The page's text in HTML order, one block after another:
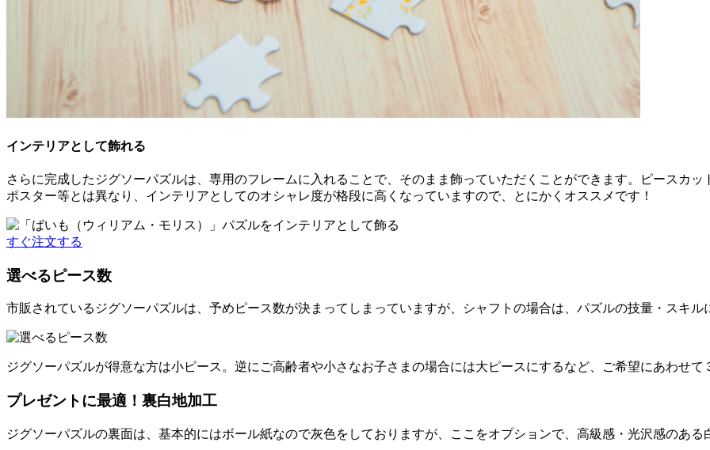
インテリアとして飾れる
さらに完成したジグソーパズルは、専用のフレームに入れることで、そのまま飾っていただくことができます。ピースカ
ポスター等とは異なり、インテリアとしてのオシャレ度が格段に高くなっていますので、とにかくオススメです！
すぐ注文する
選べるピース数
市販されているジグソーパズルは、予めピース数が決まってしまっていますが、シャフトの場合は、パズルの技量・スキル
ジグソーパズルが得意な方は小ピース。逆にご高齢者や小さなお子さまの場合には大ピースにするなど、ご希望にあわせて
プレゼントに最適！裏白地加工
ジグソーパズルの裏面は、基本的にはボール紙なので灰色をしておりますが、ここをオプションで、高級感・光沢感のある